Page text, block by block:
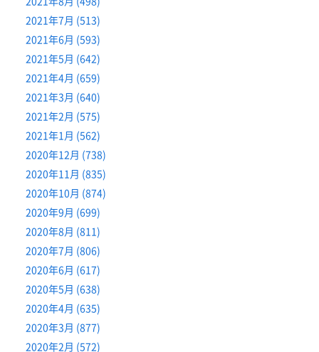
2021年7月 (513)
2021年6月 (593)
2021年5月 (642)
2021年4月 (659)
2021年3月 (640)
2021年2月 (575)
2021年1月 (562)
2020年12月 (738)
2020年11月 (835)
2020年10月 (874)
2020年9月 (699)
2020年8月 (811)
2020年7月 (806)
2020年6月 (617)
2020年5月 (638)
2020年4月 (635)
2020年3月 (877)
2020年2月 (572)